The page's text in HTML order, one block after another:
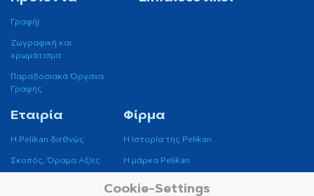
Γραφή|
Ζωγραφική και
χρωμάτισμα
Παραδοσιακά Όργανα
Γραφής
Εταιρία
Η Pelikan διεθνώς
Σκοπός, Όραμα Αξίες
Φίρμα
H Ιστορία της Pelikan
H μάρκα Pelikan
Cookie-Settings